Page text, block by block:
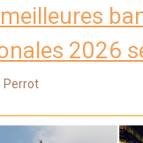
2026
Perrot